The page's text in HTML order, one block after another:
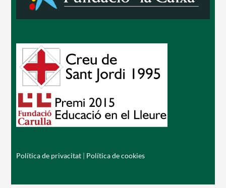
Política de privacitat | Política de cookies